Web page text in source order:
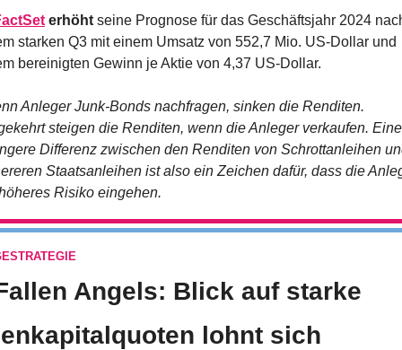
erhöht seine Prognose für das Geschäftsjahr 2024
starken Q3 mit einem Umsatz von 552,7 Mio. US-Dollar und
bereinigten Gewinn je Aktie von 4,37 US-Dollar.
Anleger Junk-Bonds nachfragen, sinken die Renditen.
steigen die Renditen, wenn die Anleger verkaufen. Eine
Differenz zwischen den Renditen von Schrottanleihen
Staatsanleihen ist also ein Zeichen dafür, dass die
Risiko eingehen.
Angels: Blick auf starke
lohnt sich